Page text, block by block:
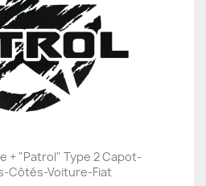
+ "Patrol" Type 2 Capot-
Côtés-Voiture-Fiat